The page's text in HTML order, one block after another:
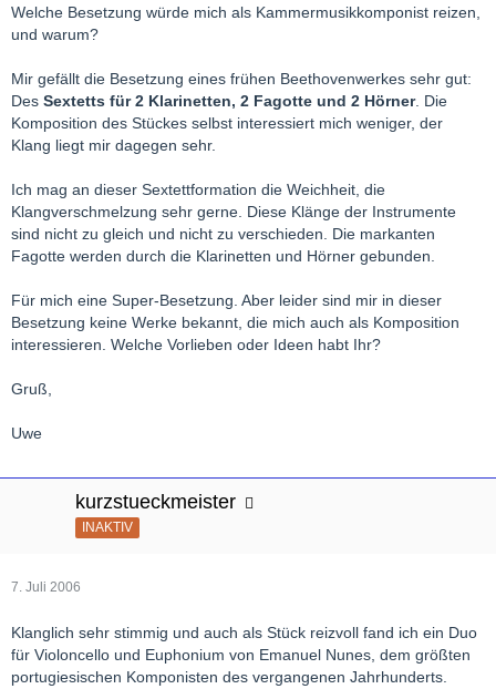
Welche Besetzung würde mich als Kammermusikkomponist reizen,
und warum?
Mir gefällt die Besetzung eines frühen Beethovenwerkes sehr gut:
Des Sextetts für 2 Klarinetten, 2 Fagotte und 2 Hörner. Die
Komposition des Stückes selbst interessiert mich weniger, der
Klang liegt mir dagegen sehr.
Ich mag an dieser Sextettformation die Weichheit, die
Klangverschmelzung sehr gerne. Diese Klänge der Instrumente
sind nicht zu gleich und nicht zu verschieden. Die markanten
Fagotte werden durch die Klarinetten und Hörner gebunden.
Für mich eine Super-Besetzung. Aber leider sind mir in dieser
Besetzung keine Werke bekannt, die mich auch als Komposition
interessieren. Welche Vorlieben oder Ideen habt Ihr?
Gruß,
Uwe
kurzstueckmeister
INAKTIV
7. Juli 2006
Klanglich sehr stimmig und auch als Stück reizvoll fand ich ein Duo
für Violoncello und Euphonium von Emanuel Nunes, dem größten
portugiesischen Komponisten des vergangenen Jahrhunderts.